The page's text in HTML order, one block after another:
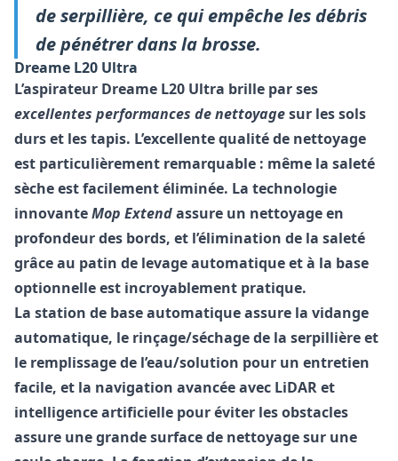
de serpillière, ce qui empêche les débris
de pénétrer dans la brosse.
Dreame L20 Ultra
L’aspirateur Dreame L20 Ultra brille par ses
excellentes performances de nettoyagesur les sols
durs et les tapis. L’excellente qualité de nettoyage
est particulièrement remarquable : même la saleté
sèche est facilement éliminée. La technologie
innovanteMop Extendassure un nettoyage en
profondeur des bords, et l’élimination de la saleté
grâce au patin de levage automatique et à la base
optionnelle est incroyablement pratique.
La station de base automatique assure la vidange
automatique, le rinçage/séchage de la serpillière et
le remplissage de l’eau/solution pour un entretien
facile, et la navigation avancée avec LiDAR et
intelligence artificielle pour éviter les obstacles
assure une grande surface de nettoyage sur une